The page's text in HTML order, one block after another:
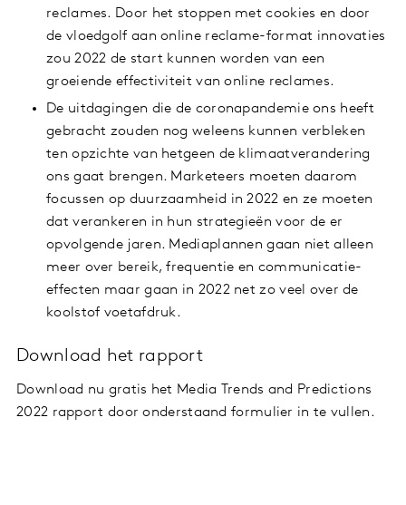
reclames. Door het stoppen met cookies en door
de vloedgolf aan online reclame-format innovaties
zou 2022 de start kunnen worden van een
groeiende effectiviteit van online reclames.
De uitdagingen die de coronapandemie ons heeft
gebracht zouden nog weleens kunnen verbleken
ten opzichte van hetgeen de klimaatverandering
ons gaat brengen. Marketeers moeten daarom
focussen op duurzaamheid in 2022 en ze moeten
dat verankeren in hun strategieën voor de er
opvolgende jaren. Mediaplannen gaan niet alleen
meer over bereik, frequentie en communicatie-
effecten maar gaan in 2022 net zo veel over de
koolstof voetafdruk.
Download het rapport
Download nu gratis het Media Trends and Predictions
2022 rapport door onderstaand formulier in te vullen.